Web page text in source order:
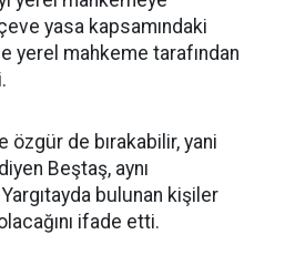
yasa kapsamındaki
yerel mahkeme tarafından
özgür de bırakabilir, yani
Beştaş, aynı
bulunan kişiler
ifade etti.